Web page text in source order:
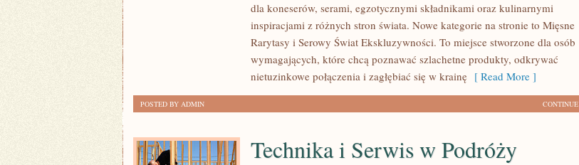
ZAKĄTKÓW
dla koneserów, serami, egzotycznymi składnikami oraz kulinarnymi
inspiracjami z różnych stron świata. Nowe kategorie na stronie to Mięsne
Rarytasy i Serowy Świat Ekskluzywności. To miejsce stworzone dla osób
wymagających, które chcą poznawać szlachetne produkty, odkrywać
nietuzinkowe połączenia i zagłębiać się w krainę [ Read More ]
CONTINUE
POSTED BY ADMIN
Technika i Serwis w Podróży